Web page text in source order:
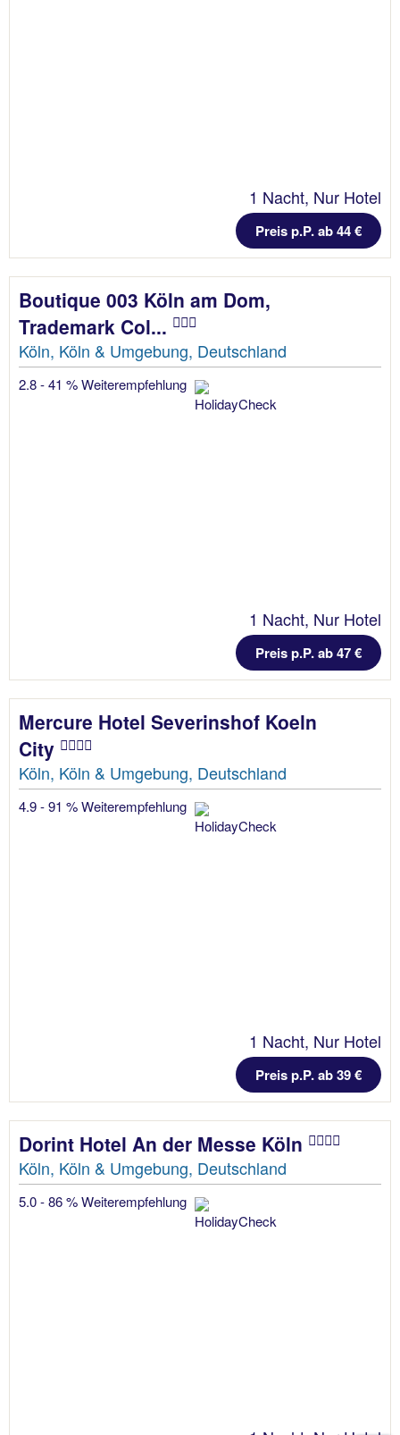
1 Nacht, Nur Hotel
Preis p.P. ab 44 €
Boutique 003 Köln am Dom,
Trademark Col...
Köln, Köln & Umgebung, Deutschland
2.8 - 41 % Weiterempfehlung
1 Nacht, Nur Hotel
Preis p.P. ab 47 €
Mercure Hotel Severinshof Koeln
City
Köln, Köln & Umgebung, Deutschland
4.9 - 91 % Weiterempfehlung
1 Nacht, Nur Hotel
Preis p.P. ab 39 €
Dorint Hotel An der Messe Köln
Köln, Köln & Umgebung, Deutschland
5.0 - 86 % Weiterempfehlung